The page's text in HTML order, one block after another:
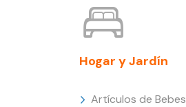
Hogar y Jardín
Artículos de Bebes